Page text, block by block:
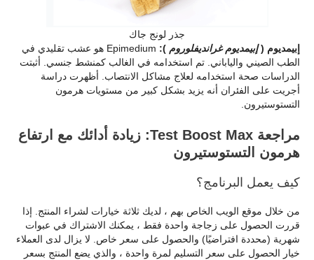
جذر لونج جاك
إبيمديوم (إبيمديوم غرانديفلوروم ):
Epimedium هو عشب تقليدي في
الطب الصيني والياباني. تم استخدامه في الغالب كمنشط جنسي. أثبتت
الدراسات صحة استخدامه لعلاج مشاكل الانتصاب. أظهرت دراسة
أجريت على الفئران أنه يزيد بشكل كبير من مستويات هرمون
التستوستيرون.
مراجعة Test Boost Max: زيادة أدائك مع ارتفاع
هرمون التستوستيرون
كيف يعمل البرنامج؟
من خلال موقع الويب الخاص بهم ، لديك ثلاثة خيارات لشراء المنتج. إذا
قررت الحصول على زجاجة واحدة فقط ، يمكنك الاشتراك في عبوات
شهرية (محددة افتراضيًا) والحصول على سعر خاص. لا يزال لدى العملاء
خيار الحصول على سعر التسليم لمرة واحدة ، والذي يضع المنتج بسعر